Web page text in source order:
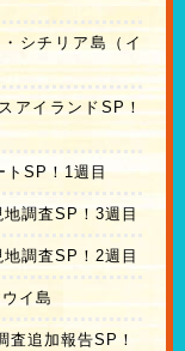
シチリア島（イ
アイランドSP！
トSP！1週目
調査SP！3週目
調査SP！2週目
イ島
査追加報告SP！